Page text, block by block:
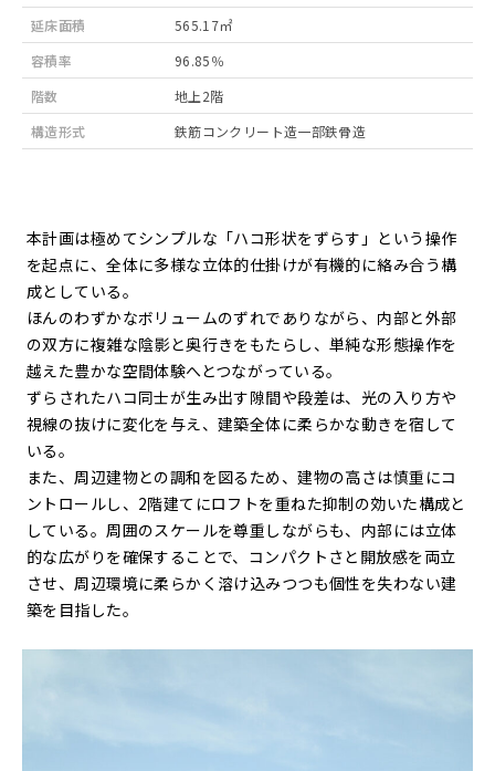
延床面積
565.17㎡
容積率
96.85％
階数
地上2階
構造形式
鉄筋コンクリート造一部鉄骨造
本計画は極めてシンプルな「ハコ形状をずらす」という操作
を起点に、全体に多様な立体的仕掛けが有機的に絡み合う構
成としている。
ほんのわずかなボリュームのずれでありながら、内部と外部
の双方に複雑な陰影と奥行きをもたらし、単純な形態操作を
越えた豊かな空間体験へとつながっている。
ずらされたハコ同士が生み出す隙間や段差は、光の入り方や
視線の抜けに変化を与え、建築全体に柔らかな動きを宿して
いる。
また、周辺建物との調和を図るため、建物の高さは慎重にコ
ントロールし、2階建てにロフトを重ねた抑制の効いた構成と
している。周囲のスケールを尊重しながらも、内部には立体
的な広がりを確保することで、コンパクトさと開放感を両立
させ、周辺環境に柔らかく溶け込みつつも個性を失わない建
築を目指した。